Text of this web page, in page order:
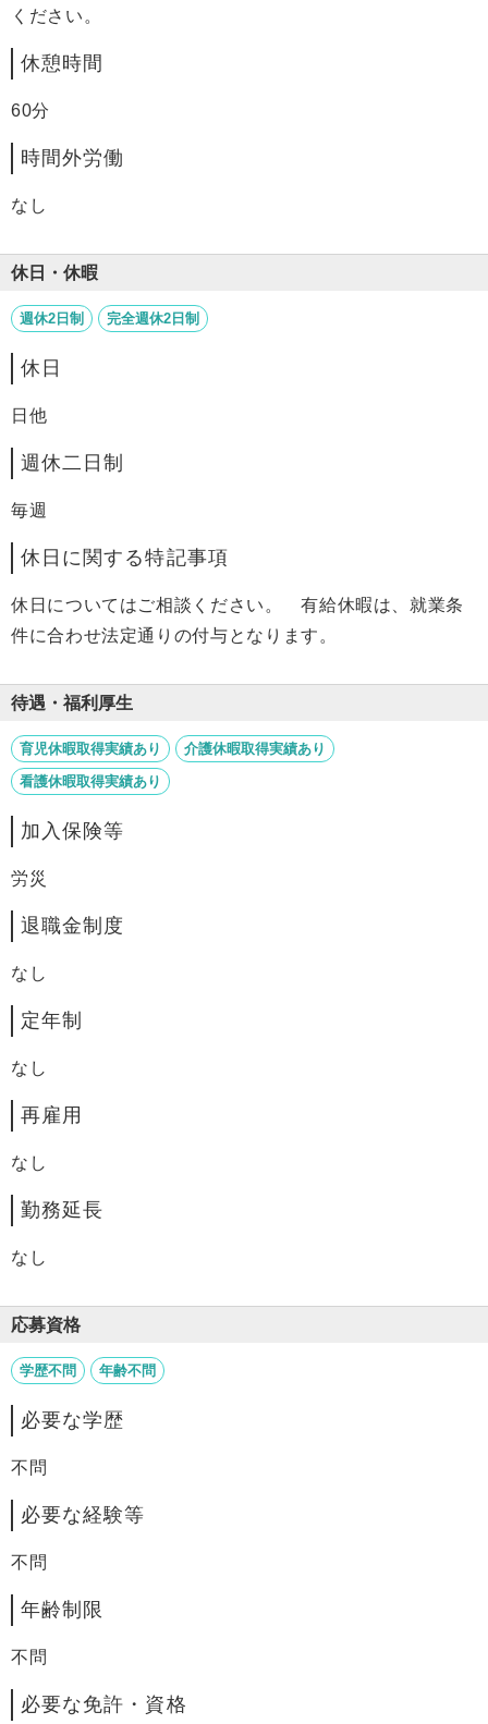
ください。
休憩時間
60分
時間外労働
なし
休日・休暇
週休2日制 完全週休2日制
休日
日他
週休二日制
毎週
休日に関する特記事項
休日についてはご相談ください。 有給休暇は、就業条
件に合わせ法定通りの付与となります。
待遇・福利厚生
育児休暇取得実績あり
介護休暇取得実績あり
看護休暇取得実績あり
加入保険等
労災
退職金制度
なし
定年制
なし
再雇用
なし
勤務延長
なし
応募資格
学歴不問 年齢不問
必要な学歴
不問
必要な経験等
不問
年齢制限
不問
必要な免許・資格